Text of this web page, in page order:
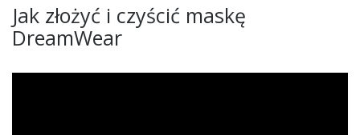
Jak złożyć i czyścić maskę
DreamWear